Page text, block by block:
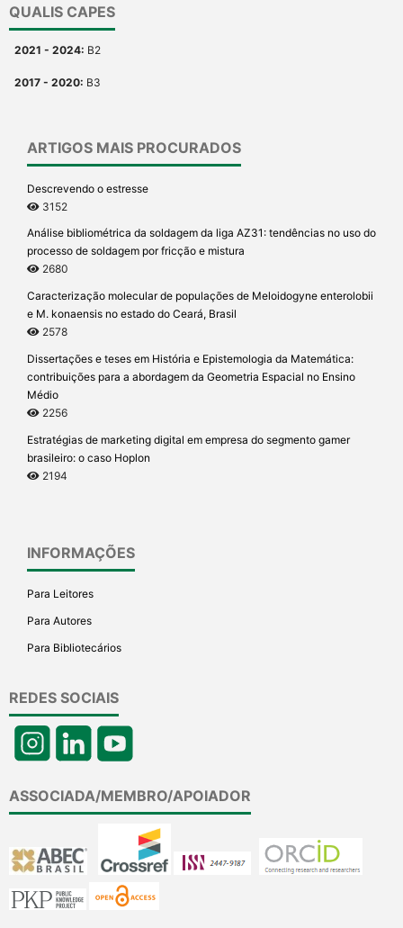
QUALIS CAPES
2021 - 2024: B2
2017 - 2020: B3
ARTIGOS MAIS PROCURADOS
Descrevendo o estresse
3152
Análise bibliométrica da soldagem da liga AZ31: tendências no uso do
processo de soldagem por fricção e mistura
2680
Caracterização molecular de populações de Meloidogyne enterolobii
e M. konaensis no estado do Ceará, Brasil
2578
Dissertações e teses em História e Epistemologia da Matemática:
contribuições para a abordagem da Geometria Espacial no Ensino
Médio
2256
Estratégias de marketing digital em empresa do segmento gamer
brasileiro: o caso Hoplon
2194
INFORMAÇÕES
Para Leitores
Para Autores
Para Bibliotecários
REDES SOCIAIS
ASSOCIADA/MEMBRO/APOIADOR